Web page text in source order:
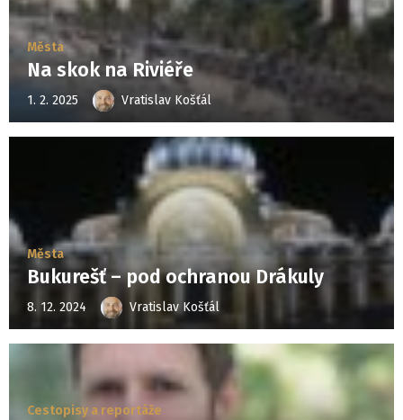
Města
Na skok na Riviéře
1. 2. 2025 Vratislav Košťál
Města
Bukurešť – pod ochranou Drákuly
8. 12. 2024 Vratislav Košťál
Cestopisy a reportáže